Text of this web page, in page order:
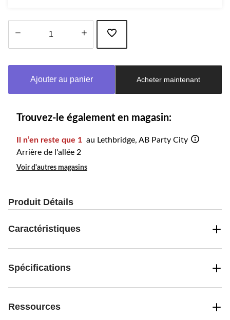
à
Ajouter au panier Acheter maintenant
Trouvez-le également en magasin:
Il n’en reste que 1 au Lethbridge, AB Party City
Arrière de l'allée 2
Voir d'autres magasins
Produit Détails
Caractéristiques
Spécifications
Ressources